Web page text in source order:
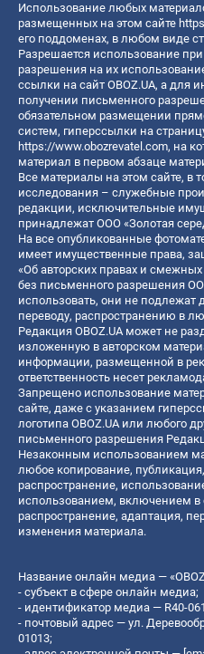
Использование любых
размещенных на этом сайте
его поддоменах, в любом виде
Разрешается использование
разрешения на их
ссылки на сайт OBOZ.UA, а для
получении письменного
обязательном размещении
систем, гиперссылки на
https://www.obozrevatel.com, на
материал в первом абзаце
Все материалы на этом сайте, в
исследования – служебные
редакции, исключительные
принадлежат ООО «Золотая
На все опубликованные
имеет имущественные права,
«Об авторских правах и
без письменного разрешения
использовать, они не подлежат
переводу, распространению в
Редакция OBOZ.UA может не
изложенную в авторском
информации, размещенной в
ответственность несет
Запрещено использование
сайте, даже с указанием
логотипа OBOZ.UA или любого
письменного разрешения
Незаконным использованием
любое копирование,
распространение,
использованием, включением в
распространение, адаптация,
изменения материала.
Название онлайн медиа —
- субъект в сфере онлайн медиа;
- идентификатор медиа — R40-
- почтовый адрес — ул.
01013;